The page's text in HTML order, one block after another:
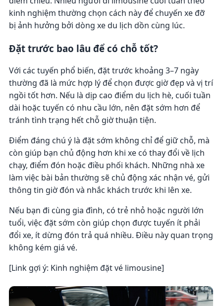
kinh nghiệm thường chọn cách này để chuyến xe đỡ
bị ảnh hưởng bởi dòng xe du lịch dồn cùng lúc.
Đặt trước bao lâu để có chỗ tốt?
Với các tuyến phổ biến, đặt trước khoảng 3–7 ngày
thường đã là mức hợp lý để chọn được giờ đẹp và vị trí
ngồi tốt hơn. Nếu là dịp cao điểm du lịch hè, cuối tuần
dài hoặc tuyến có nhu cầu lớn, nên đặt sớm hơn để
tránh tình trạng hết chỗ giờ thuận tiện.
Điểm đáng chú ý là đặt sớm không chỉ để giữ chỗ, mà
còn giúp bạn chủ động hơn khi xe có thay đổi về lịch
chạy, điểm đón hoặc điều phối khách. Những nhà xe
làm việc bài bản thường sẽ chủ động xác nhận vé, gửi
thông tin giờ đón và nhắc khách trước khi lên xe.
Nếu bạn đi cùng gia đình, có trẻ nhỏ hoặc người lớn
tuổi, việc đặt sớm còn giúp chọn được tuyến ít phải
đổi xe, ít dừng đón trả quá nhiều. Điều này quan trọng
không kém giá vé.
[Link gợi ý: Kinh nghiệm đặt vé limousine]